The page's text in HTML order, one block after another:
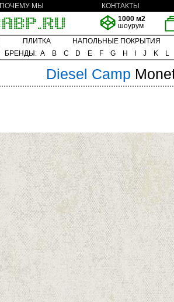
ПОЧЕМУ МЫ
КОНТАКТЫ
1000 м2
шоурум
ПЛИТКА
НАПОЛЬНЫЕ ПОКРЫТИЯ
БРЕНДЫ: A B C D E F G H J K L
Diesel Camp